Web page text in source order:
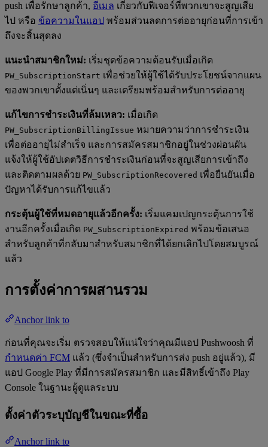
push เพื่อรักษาลูกค้า, อีเมล เกี่ยวกับฟีเจอร์ที่พวกเขาจะสูญเสีย
ไป หรือ ข้อความในแอป พร้อมส่วนลดการต่ออายุก่อนที่การเข้า
ถึงจะสิ้นสุดลง
แนะนำสมาชิกใหม่: เริ่มชุดข้อความต้อนรับเมื่อเกิด
PW_SubscriptionStart เพื่อช่วยให้ผู้ใช้ได้รับประโยชน์จากแผน
ของพวกเขาตั้งแต่เนิ่นๆ และเตรียมพร้อมสำหรับการต่ออายุ
แก้ไขการชำระเงินที่ล้มเหลว: เมื่อเกิด
PW_SubscriptionBillingIssue หมายความว่าการชำระเงิน
เพื่อต่ออายุไม่สำเร็จ และการสมัครสมาชิกอยู่ในช่วงผ่อนผัน
แจ้งให้ผู้ใช้อัปเดตวิธีการชำระเงินก่อนที่จะสูญเสียการเข้าถึง
และติดตามผลด้วย PW_SubscriptionRecovered เพื่อยืนยันเมื่อ
ปัญหาได้รับการแก้ไขแล้ว
กระตุ้นผู้ใช้ที่หมดอายุแล้วอีกครั้ง: เริ่มแคมเปญกระตุ้นการใช้
งานอีกครั้งเมื่อเกิด PW_SubscriptionExpired พร้อมข้อเสนอ
สำหรับลูกค้าที่กลับมาสำหรับสมาชิกที่ได้ยกเลิกไปโดยสมบูรณ์
แล้ว
การตั้งค่าการผสานรวม
Anchor link to
ก่อนที่คุณจะเริ่ม ตรวจสอบให้แน่ใจว่าคุณมีแอป Pushwoosh ที่
กำหนดค่า FCM แล้ว (ซึ่งจำเป็นสำหรับการส่ง push อยู่แล้ว), มี
แอป Google Play ที่มีการสมัครสมาชิก และมีสิทธิ์เข้าถึง Play
Console ในฐานะผู้ดูแลระบบ
ตั้งค่าตัวระบุบัญชีในขณะที่ซื้อ
Anchor link to